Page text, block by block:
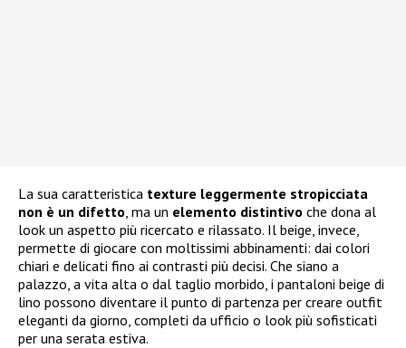
La sua caratteristica texture leggermente stropicciata
non è un difetto , ma un elemento distintivo che dona al
look un aspetto più ricercato e rilassato. Il beige, invece,
permette di giocare con moltissimi abbinamenti: dai colori
chiari e delicati fino ai contrasti più decisi. Che siano a
palazzo, a vita alta o dal taglio morbido, i pantaloni beige di
lino possono diventare il punto di partenza per creare outfit
eleganti da giorno, completi da ufficio o look più sofisticati
per una serata estiva.